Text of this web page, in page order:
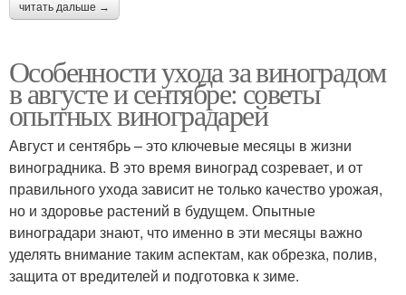
читать дальше →
Особенности ухода за виноградом
в августе и сентябре: советы
опытных виноградарей
Август и сентябрь – это ключевые месяцы в жизни
виноградника. В это время виноград созревает, и от
правильного ухода зависит не только качество урожая,
но и здоровье растений в будущем. Опытные
виноградари знают, что именно в эти месяцы важно
уделять внимание таким аспектам, как обрезка, полив,
защита от вредителей и подготовка к зиме.